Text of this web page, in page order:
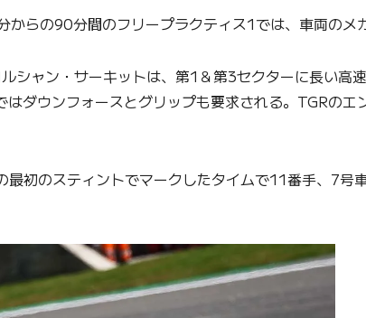
らの90分間のフリープラクティス1では、車両のメ
ャン・サーキットは、第1＆第3セクターに長い高
ダウンフォースとグリップも要求される。TGRの
初のスティントでマークしたタイムで11番手、7号